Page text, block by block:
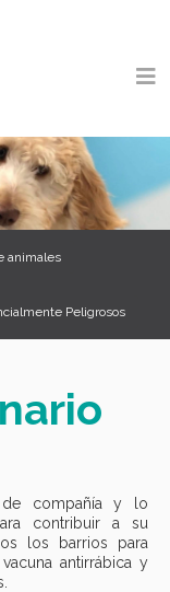
animales
Peligrosos
de compañía y lo
contribuir a su
los barrios para
antirrábica y